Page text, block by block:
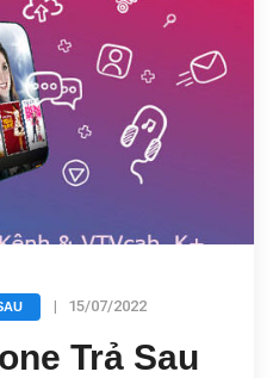
| 15/07/2022
Trả Sau